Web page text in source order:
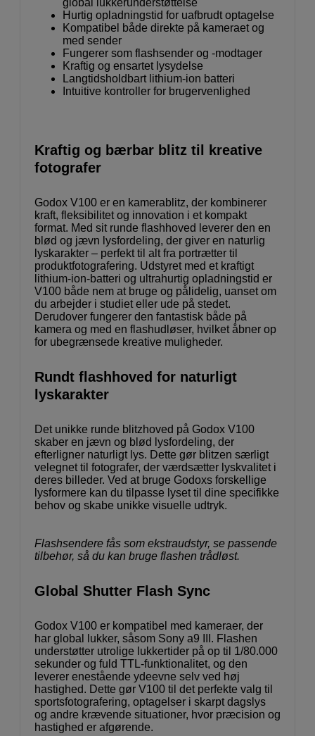
global lukkerunderstøttelse
Hurtig opladningstid for uafbrudt optagelse
Kompatibel både direkte på kameraet og
med sender
Fungerer som flashsender og -modtager
Kraftig og ensartet lysydelse
Langtidsholdbart lithium-ion batteri
Intuitive kontroller for brugervenlighed
Kraftig og bærbar blitz til kreative
fotografer
Godox V100 er en kamerablitz, der kombinerer
kraft, fleksibilitet og innovation i et kompakt
format. Med sit runde flashhoved leverer den en
blød og jævn lysfordeling, der giver en naturlig
lyskarakter – perfekt til alt fra portrætter til
produktfotografering. Udstyret med et kraftigt
lithium-ion-batteri og ultrahurtig opladningstid er
V100 både nem at bruge og pålidelig, uanset om
du arbejder i studiet eller ude på stedet.
Derudover fungerer den fantastisk både på
kamera og med en flashudløser, hvilket åbner op
for ubegrænsede kreative muligheder.
Rundt flashhoved for naturligt
lyskarakter
Det unikke runde blitzhoved på Godox V100
skaber en jævn og blød lysfordeling, der
efterligner naturligt lys. Dette gør blitzen særligt
velegnet til fotografer, der værdsætter lyskvalitet i
deres billeder. Ved at bruge Godoxs forskellige
lysformere kan du tilpasse lyset til dine specifikke
behov og skabe unikke visuelle udtryk.
Flashsendere fås som ekstraudstyr, se passende
tilbehør, så du kan bruge flashen trådløst.
Global Shutter Flash Sync
Godox V100 er kompatibel med kameraer, der
har global lukker, såsom Sony a9 III. Flashen
understøtter utrolige lukkertider på op til 1/80.000
sekunder og fuld TTL-funktionalitet, og den
leverer enestående ydeevne selv ved høj
hastighed. Dette gør V100 til det perfekte valg til
sportsfotografering, optagelser i skarpt dagslys
og andre krævende situationer, hvor præcision og
hastighed er afgørende.